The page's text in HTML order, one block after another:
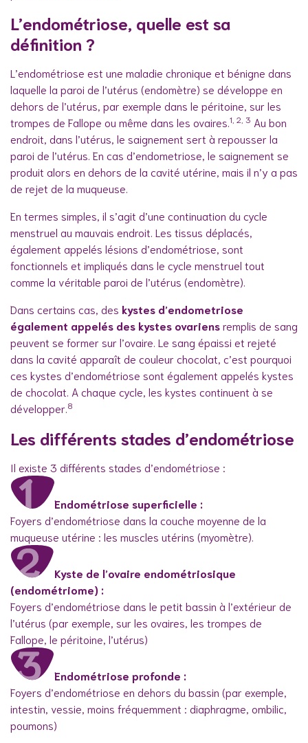
L’endométriose, quelle est sa
définition ?
L’endométriose est une maladie chronique et bénigne dans
laquelle la paroi de l’utérus (endomètre) se développe en
dehors de l’utérus, par exemple dans le péritoine, sur les
trompes de Fallope ou même dans les ovaires. 1, 2, 3 Au bon
endroit, dans l’utérus, le saignement sert à repousser la
paroi de l’utérus. En cas d’endometriose, le saignement se
produit alors en dehors de la cavité utérine, mais il n’y a pas
de rejet de la muqueuse.
En termes simples, il s’agit d’une continuation du cycle
menstruel au mauvais endroit. Les tissus déplacés,
également appelés lésions d’endométriose, sont
fonctionnels et impliqués dans le cycle menstruel tout
comme la véritable paroi de l’utérus (endomètre).
Dans certains cas, des kystes d’endometriose
également appelés des kystes ovariensremplis de sang
peuvent se former sur l’ovaire. Le sang épaissi et rejeté
dans la cavité apparaît de couleur chocolat, c’est pourquoi
ces kystes d’endométriose sont également appelés kystes
de chocolat. A chaque cycle, les kystes continuent à se
développer. 8
Les différents stades d’endométriose
Il existe 3 différents stades d’endométriose :
Endométriose superficielle :
Foyers d’endométriose dans la couche moyenne de la
muqueuse utérine : les muscles utérins (myomètre).
Kyste de l’ovaire endométriosique
(endométriome) :
Foyers d’endométriose dans le petit bassin à l’extérieur de
l’utérus (par exemple, sur les ovaires, les trompes de
Fallope, le péritoine, l’utérus)
Endométriose profonde :
Foyers d’endométriose en dehors du bassin (par exemple,
intestin, vessie, moins fréquemment : diaphragme, ombilic,
poumons)